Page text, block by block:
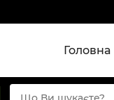
Головна